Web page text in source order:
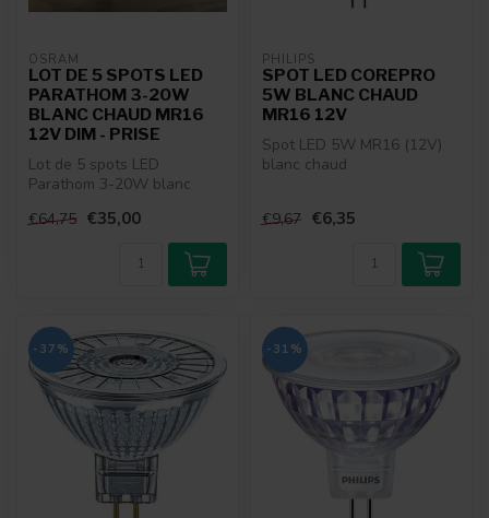
OSRAM
LOT DE 5 SPOTS LED
PARATHOM 3-20W
BLANC CHAUD MR16
12V DIM - PRISE
Lot de 5 spots LED
Parathom 3-20W blanc
€64,75 €35,00
PHILIPS
SPOT LED COREPRO
5W BLANC CHAUD
MR16 12V
Spot LED 5W MR16 (12V)
blanc chaud
€9,67 €6,35
-37% -31%